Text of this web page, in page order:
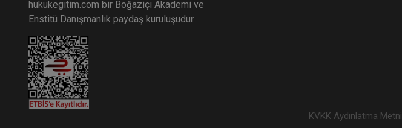
hukukegitim.com bir Boğaziçi Akademi ve
Enstitü Danışmanlık paydaş kuruluşudur.
KVKK Aydınlatma Metni